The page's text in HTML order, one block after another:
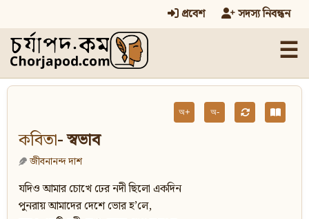
প্রবেশ সদস্য নিবন্ধন
☰
অ+ অ-
কবিতা- স্বভাব
জীবনানন্দ দাশ
যদিও আমার চোখে ঢের নদী ছিলো একদিন
পুনরায় আমাদের দেশে ভোর হ’লে,